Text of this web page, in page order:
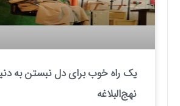
یک راه خوب برای دل نبستن به دنیا
نهج‌البلاغه